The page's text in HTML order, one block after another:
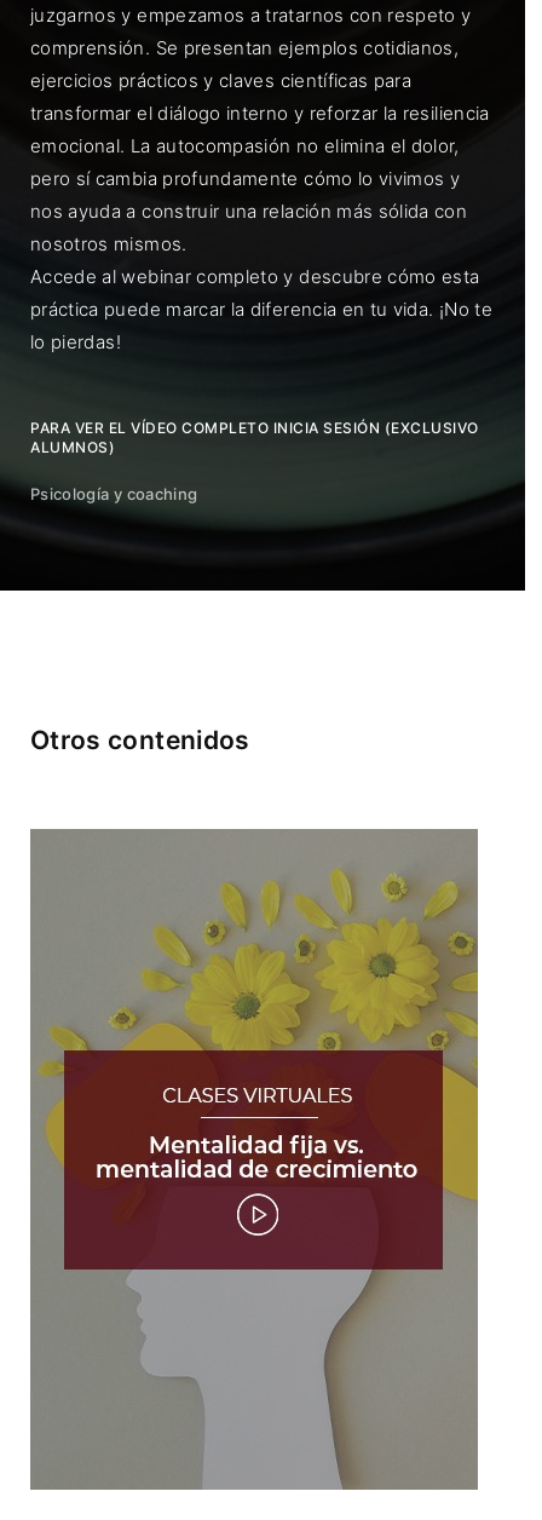
juzgarnos y empezamos a tratarnos con respeto y
comprensión. Se presentan ejemplos cotidianos,
ejercicios prácticos y claves científicas para
transformar el diálogo interno y reforzar la resiliencia
emocional. La autocompasión no elimina el dolor,
pero sí cambia profundamente cómo lo vivimos y
nos ayuda a construir una relación más sólida con
nosotros mismos.
Accede al webinar completo y descubre cómo esta
práctica puede marcar la diferencia en tu vida. ¡No te
lo pierdas!
PARA VER EL VÍDEO COMPLETO INICIA SESIÓN (EXCLUSIVO
ALUMNOS)
Psicología y coaching
Otros contenidos